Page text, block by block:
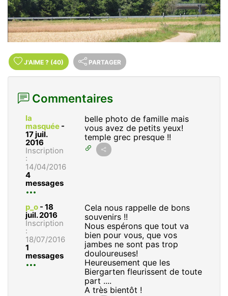
J'AIME ? (40) PARTAGER
Commentaires
la
masquée -
17 juil.
2016
Inscription
:
14/04/2016
4
messages
belle photo de famille mais
vous avez de petits yeux!
temple grec presque !!
p_o - 18
juil. 2016
Inscription
:
18/07/2016
1
messages
Cela nous rappelle de bons
souvenirs !!
Nous espérons que tout va
bien pour vous, que vos
jambes ne sont pas trop
douloureuses!
Heureusement que les
Biergarten fleurissent de toute
part ....
A très bientôt !